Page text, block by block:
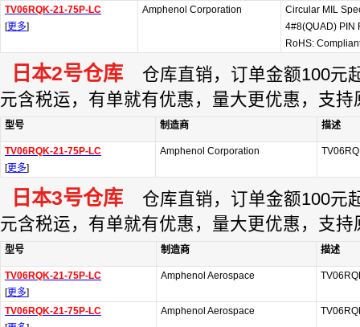
TV06RQK-21-75P-LC
[更多]
Amphenol Corporation
Circular MIL
4#8(QUAD) PIN
RoHS:
日本2号仓库 仓库直销，订单金额100元
元含税运，有单就有优惠，量大更优惠，支持
型号 制造商 描述
TV06RQK-21-75P-LC
[更多]
Amphenol Corporation
日本3号仓库 仓库直销，订单金额100元
元含税运，有单就有优惠，量大更优惠，支持
型号 制造商 描述
TV06RQK-21-75P-LC
[更多]
Amphenol Aerospace
TV06RQK-21-75P-LC
Amphenol Aerospace